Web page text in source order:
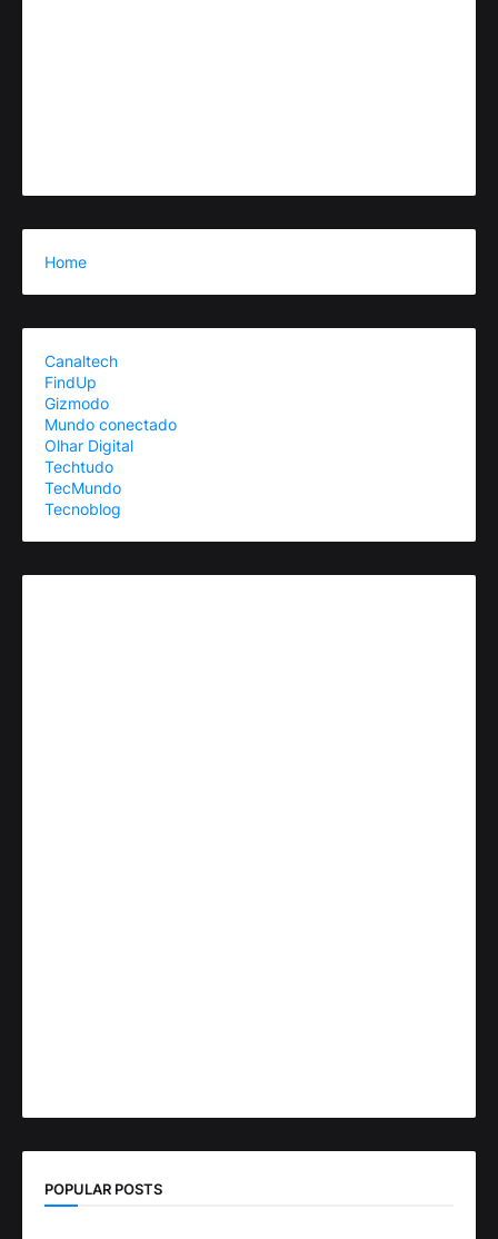
Home
Canaltech
FindUp
Gizmodo
Mundo conectado
Olhar Digital
Techtudo
TecMundo
Tecnoblog
POPULAR POSTS